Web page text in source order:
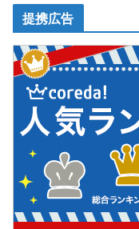
提携広告